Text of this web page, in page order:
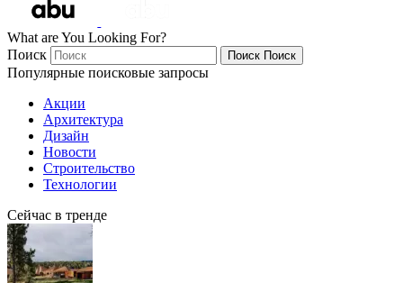
What are You Looking For?
Поиск
Поиск Поиск
Популярные поисковые запросы
Акции
Архитектура
Дизайн
Новости
Строительство
Технологии
Сейчас в тренде